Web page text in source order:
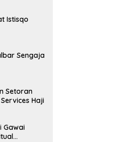
Korupsi Pengadaan Digitalisasi
SPBU Pertamina
Istisqo
Sengaja
Setoran
Haji
Gawai